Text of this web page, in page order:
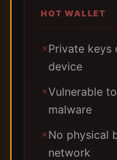
HOT WALLET
✗Private keys
device
✗Vulnerable
malware
✗No physical
network